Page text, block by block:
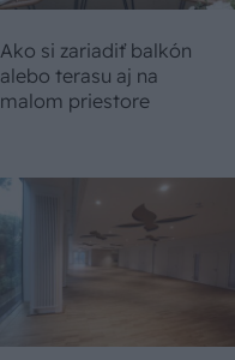
Ako si zariadiť balkón
alebo terasu aj na
malom priestore